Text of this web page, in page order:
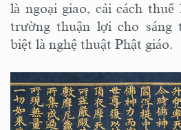
là ngoại giao, cải cách thuế
trường thuận lợi cho sáng
biệt là nghệ thuật Phật giáo.